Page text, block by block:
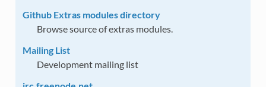
Github Extras modules directory
Browse source of extras modules.
Mailing List
Development mailing list